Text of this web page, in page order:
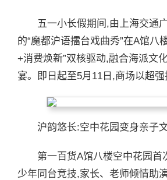
五一小长假期间,由上海交通
的“魔都沪语擂台戏曲秀”在A馆
+消费焕新”双核驱动,融合海派文
宴。即日起至5月11日,商场以超
沪韵悠长:空中花园变身亲子
第一百货A馆八楼空中花园
少年同台竞技,家长、老师倾情助